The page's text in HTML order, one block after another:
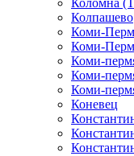
Коломна
Колпашево
Коми-
Коми-
Коми-
Коми-
Коми-
Коневец